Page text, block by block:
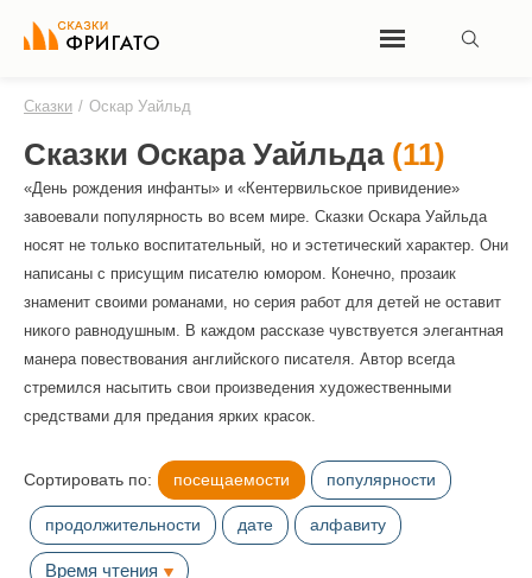
Сказки / Оскар Уайльд
Сказки Оскара Уайльда (11)
«День рождения инфанты» и «Кентервильское привидение»
завоевали популярность во всем мире. Сказки Оскара Уайльда
носят не только воспитательный, но и эстетический характер. Они
написаны с присущим писателю юмором. Конечно, прозаик
знаменит своими романами, но серия работ для детей не оставит
никого равнодушным. В каждом рассказе чувствуется элегантная
манера повествования английского писателя. Автор всегда
стремился насытить свои произведения художественными
средствами для предания ярких красок.
Сортировать по: посещаемости популярности
продолжительности дате алфавиту
Время чтения